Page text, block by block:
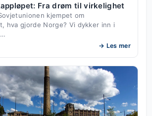
Fra drøm til virkelighet
kjempet om
hva gjorde Norge? Vi dykker inn i
→ Les mer